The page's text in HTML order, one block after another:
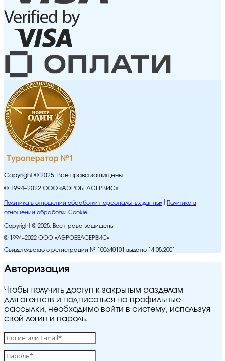
Copyright © 2025. Все права защищены
© 1994–2022 ООО «АЭРОБЕЛСЕРВИС»
Политика в отношении обработки персональных данных
Политика в
отношении обработки Cookie
Copyright © 2025. Все права защищены
© 1994–2022 ООО «АЭРОБЕЛСЕРВИС»
Свидетельство о регистрации № 100640101 выдано 14.05.2001
Авторизация
Чтобы получить доступ к закрытым разделам
для агентств и подписаться на профильные
рассылки, необходимо войти в систему, используя
свой логин и пароль.